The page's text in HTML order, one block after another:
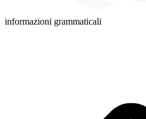
informazioni grammaticali